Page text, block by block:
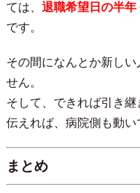
ては、 退職希望日の半年
です。
その間になんとか新し
せん。
そして、できれば引き
伝えれば、病院側も動い
まとめ